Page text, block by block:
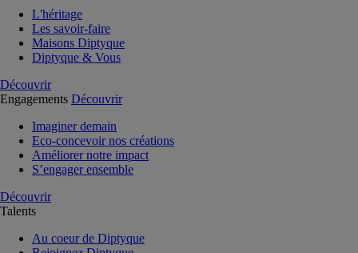
L'héritage
Les savoir-faire
Maisons Diptyque
Diptyque & Vous
Découvrir
Engagements Découvrir
Imaginer demain
Eco-concevoir nos créations
Améliorer notre impact
S’engager ensemble
Découvrir
Talents
Au coeur de Diptyque